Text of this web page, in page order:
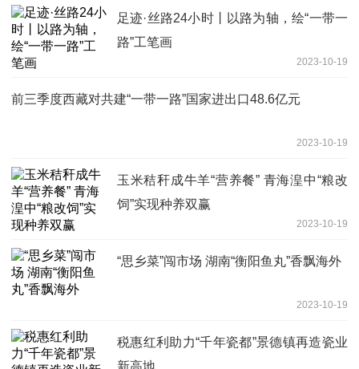
足迹·丝路24小时丨以路为轴，绘“一带一
路”工笔画
2023-10-19
前三季度西藏对共建“一带一路”国家进出口48.6亿元
2023-10-19
玉米秸秆成牛羊“营养餐” 青海湟中“粮改
饲”实现种养双赢
2023-10-19
“思乡菜”闯市场 湖南“衡阳鱼丸”香飘海外
2023-10-19
税惠红利助力“千年瓷都”景德镇再造瓷业
新高地